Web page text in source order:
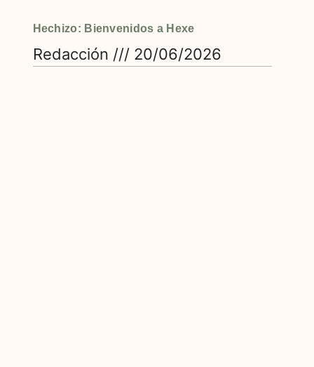
Hechizo: Bienvenidos a Hexe
Redacción 20/06/2026